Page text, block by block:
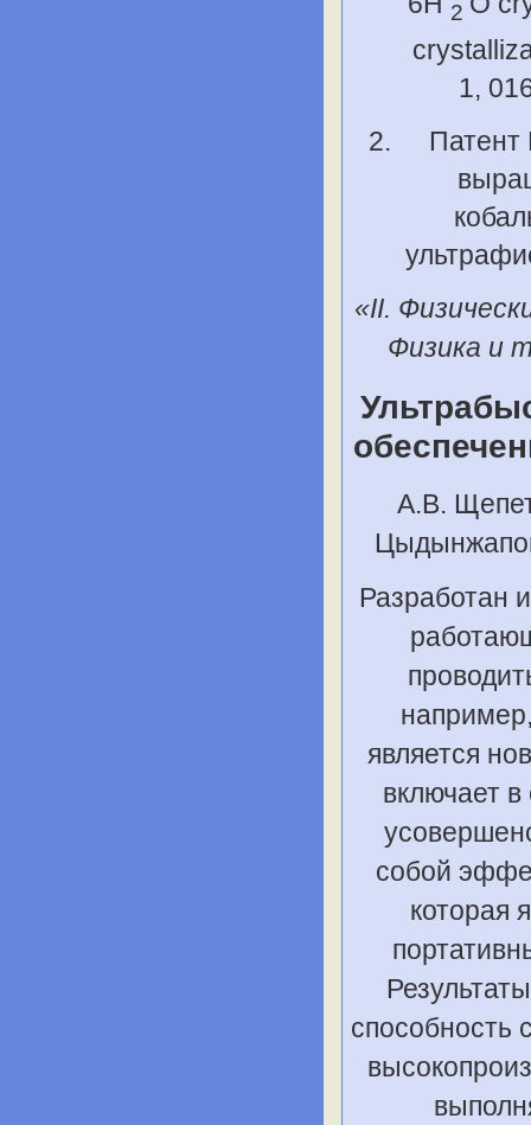
2
1,
Патент
«II.
Физика и
А.В.
Разработан
является
включает
собой
которая
способность